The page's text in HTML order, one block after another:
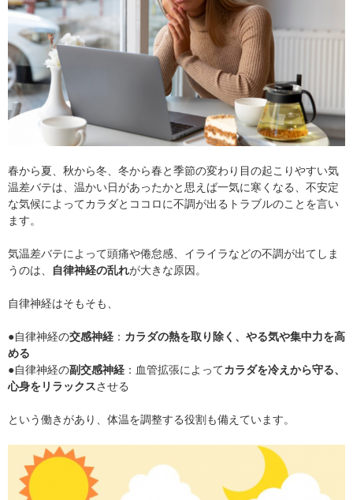
春から夏、秋から冬、冬から春と季節の変わり目の起こりやすい気
温差バテは、温かい日があったかと思えば一気に寒くなる、不安定
な気候によってカラダとココロに不調が出るトラブルのことを言い
ます。
気温差バテによって頭痛や倦怠感、イライラなどの不調が出てしま
うのは、
自律神経の乱れが大きな原因。
自律神経はそもそも、
●自律神経の交感神経 ： カラダの熱を取り除く、やる気や集中力を高
める
●自律神経の副交感神経 ：血管拡張によってカラダを冷えから守る、
心身をリラックスさせる
という働きがあり、体温を調整する役割も備えています。